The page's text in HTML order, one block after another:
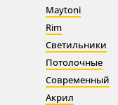
Maytoni
Rim
Светильники
Потолочные
Современный
Акрил